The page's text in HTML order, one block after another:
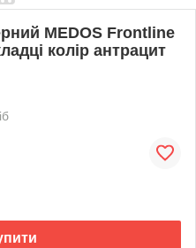
MEDOS Frontline
колір антрацит